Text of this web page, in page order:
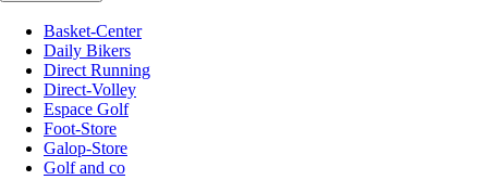
Basket-Center
Daily Bikers
Direct Running
Direct-Volley
Espace Golf
Foot-Store
Galop-Store
Golf and co